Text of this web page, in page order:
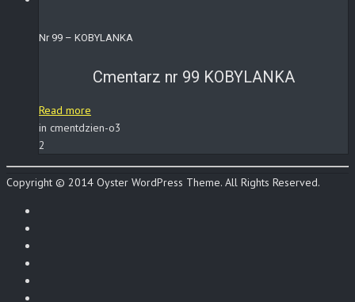
Nr 99 – KOBYLANKA
Cmentarz nr 99 KOBYLANKA
Read more
in cmentdzien-o3
2
Copyright © 2014 Oyster WordPress Theme. All Rights Reserved.